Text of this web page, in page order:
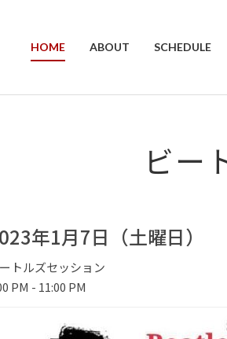
HOME ABOUT SCHEDULE
ビー
年1月7日（土曜日）
トルズセッション
PM - 11:00 PM